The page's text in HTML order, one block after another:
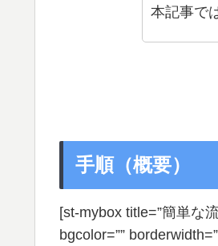
本記事で
手順（概要）
[st-mybox title=”簡単な
bgcolor=””